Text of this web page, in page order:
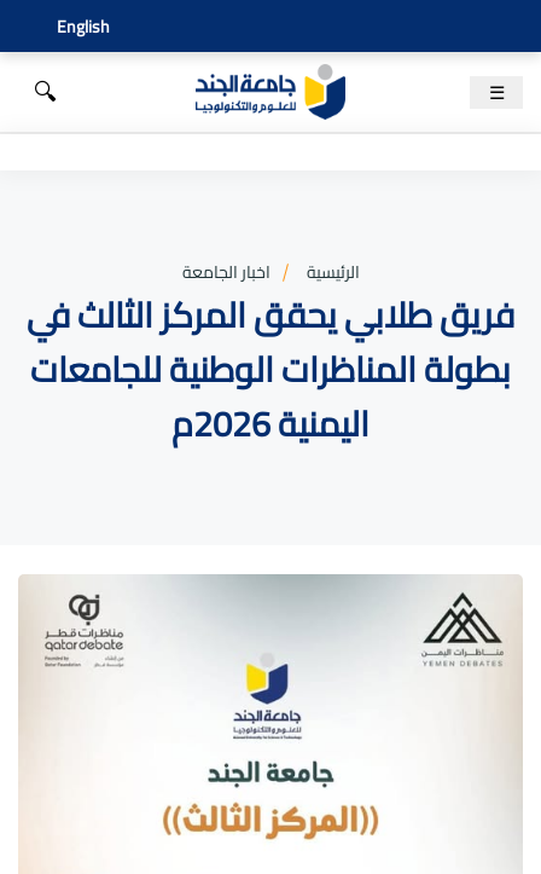
English
☰
🔍
الرئيسية اخبار الجامعة
فريق طلابي يحقق المركز الثالث في
بطولة المناظرات الوطنية للجامعات
اليمنية 2026م